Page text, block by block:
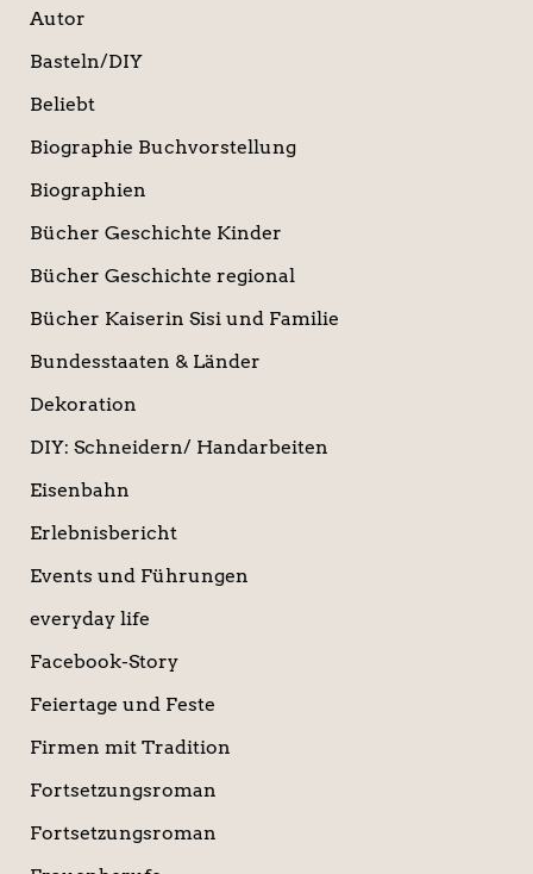
Autor
Basteln/DIY
Beliebt
Biographie Buchvorstellung
Biographien
Bücher Geschichte Kinder
Bücher Geschichte regional
Bücher Kaiserin Sisi und Familie
Bundesstaaten & Länder
Dekoration
DIY: Schneidern/ Handarbeiten
Eisenbahn
Erlebnisbericht
Events und Führungen
everyday life
Facebook-Story
Feiertage und Feste
Firmen mit Tradition
Fortsetzungsroman
Fortsetzungsroman